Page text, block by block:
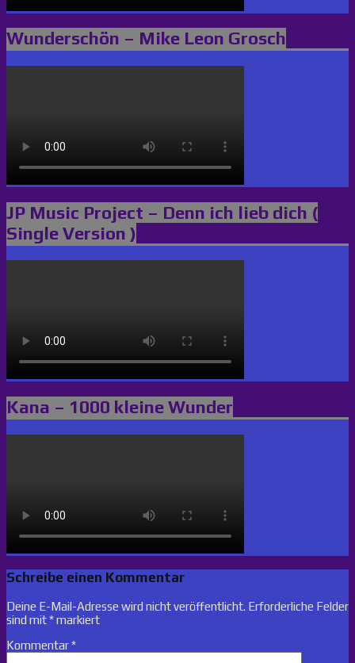
Wunderschön – Mike Leon Grosch
JP Music Project – Denn ich lieb dich (
Single Version )
Kana – 1000 kleine Wunder
Schreibe einen Kommentar
Deine E-Mail-Adresse wird nicht veröffentlicht. Erforderliche Felder
sind mit*markiert
Kommentar*